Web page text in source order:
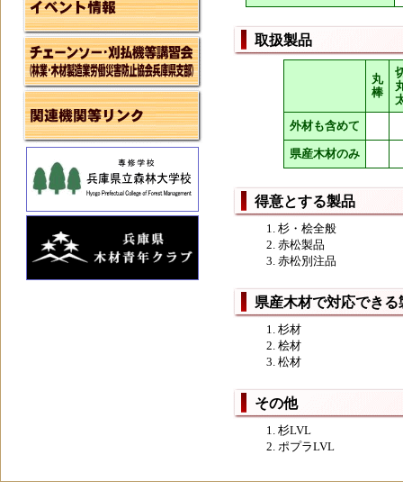
取扱製品
丸
棒
外材も含めて
県産木材のみ
得意とする製品
杉・桧全般
赤松製品
赤松別注品
県産木材で対応できる
杉材
桧材
松材
その他
杉LVL
ポプラLVL